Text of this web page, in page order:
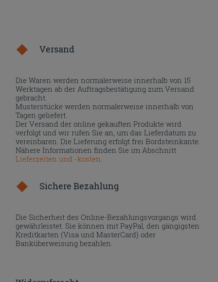
Versand
Die Waren werden normalerweise innerhalb von 15
Werktagen ab der Auftragsbestätigung zum Versand
gebracht.
Musterstücke werden normalerweise innerhalb von
Tagen geliefert.
Der Versand der online gekauften Produkte wird
verfolgt und wir rufen Sie an, um das Lieferdatum zu
vereinbaren. Die Lieferung erfolgt frei Bordsteinkante.
Nähere Informationen finden Sie im Abschnitt
Lieferzeiten und -kosten
Sichere Bezahlung
Die Sicherheit des Online-Bezahlungsvorgangs wird
gewährleistet. Sie können mit PayPal, den gängigsten
Kreditkarten (Visa und MasterCard) oder
Banküberweisung bezahlen.